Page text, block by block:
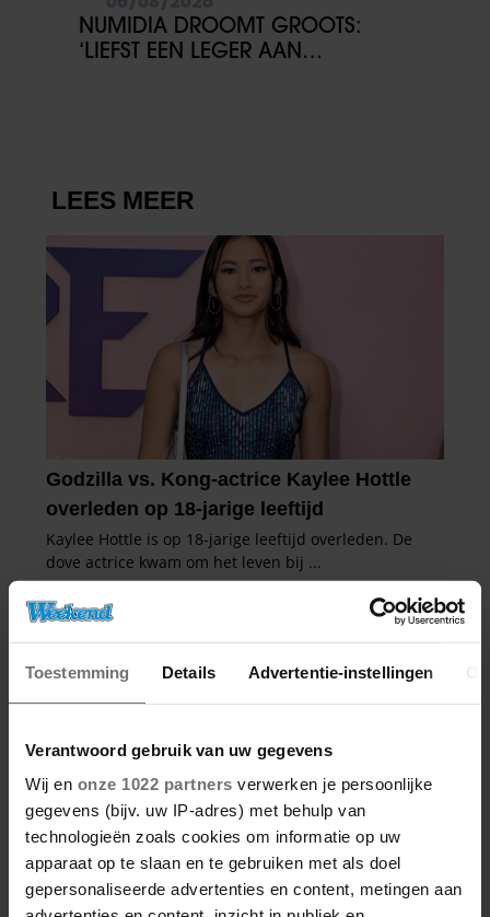
Toestemming Details Advertentie-instellingen
Verantwoord gebruik van uw gegevens
Wij en onze 1022 partners verwerken je persoonlijke
gegevens (bijv. uw IP-adres) met behulp van
technologieën zoals cookies om informatie op uw
apparaat op te slaan en te gebruiken met als doel
gepersonaliseerde advertenties en content, metingen aan
NUMIDIA DROOMT GROOTS:
‘LIEFST EEN LEGER AAN